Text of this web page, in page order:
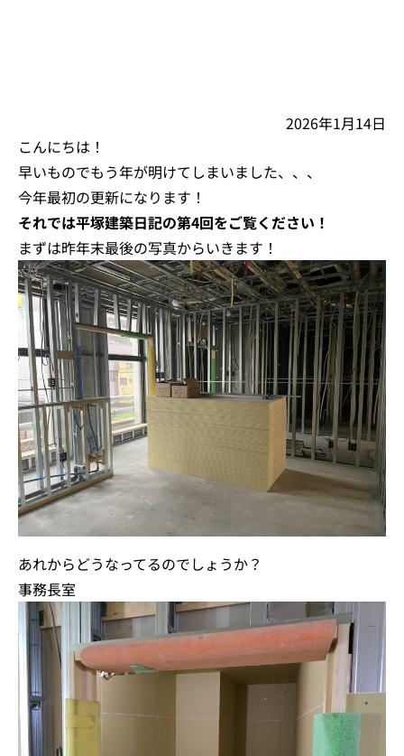
2026年1月14日
こんにちは！
早いものでもう年が明けてしまいました、、、
今年最初の更新になります！
それでは平塚建築日記の第4回をご覧ください！
まずは昨年末最後の写真からいきます！
あれからどうなってるのでしょうか？
事務長室